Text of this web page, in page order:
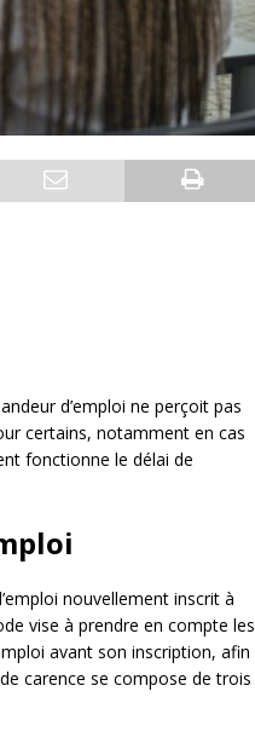
d’emploi ne perçoit pas
certains, notamment en cas
fonctionne le délai de
nouvellement inscrit à
vise à prendre en compte les
avant son inscription, afin
carence se compose de trois